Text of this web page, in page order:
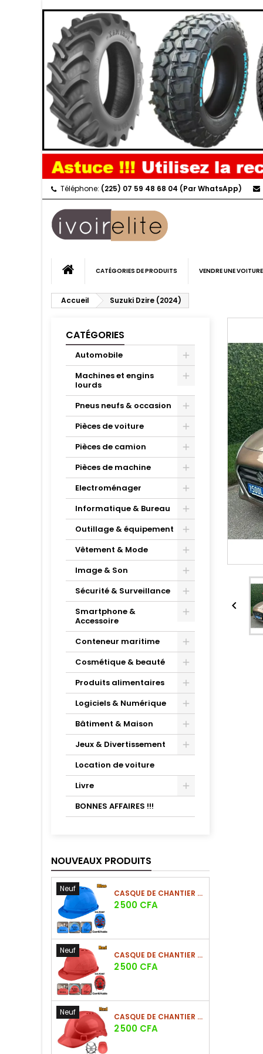
Téléphone: (225) 07 59 48 68 04 (Par WhatsApp)
CATÉGORIES DE PRODUITS VENDRE UNE VOITURE
Accueil Suzuki Dzire (2024)
CATÉGORIES
Automobile
Machines et engins
lourds
Pneus neufs & occasion
Pièces de voiture
Pièces de camion
Pièces de machine
Electroménager
Informatique & Bureau
Outillage & équipement
Vêtement & Mode
Image & Son
Sécurité & Surveillance
Smartphone &
Accessoire
Conteneur maritime
Cosmétique & beauté
Produits alimentaires
Logiciels & Numérique
Bâtiment & Maison
Jeux & Divertissement
Location de voiture
Livre
BONNES AFFAIRES !!!
NOUVEAUX PRODUITS
Neuf CASQUE DE CHANTIER BLEU EN PE 380G
Prix
2 500 CFA
Neuf CASQUE DE CHANTIER ROUGE EN PE 380G
Prix
2 500 CFA
Neuf CASQUE DE CHANTIER ROUGE EN PE 330G - NOUVEAU MODÈLE
Prix
2 500 CFA
